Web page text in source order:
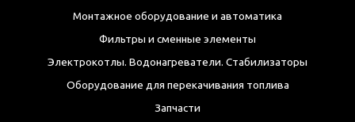
Монтажное оборудование и автоматика
Фильтры и сменные элементы
Электрокотлы. Водонагреватели. Стабилизаторы
Оборудование для перекачивания топлива
Запчасти